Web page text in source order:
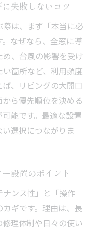
ーは何年使えるの
数と長持ちさせる
ターメンテナンス
ッターの点検ポイ
ャッター管理のコ
のシャッター活用
失敗しないコツ
は、まず「本当に必
なぜなら、全窓に導
、台風の影響を受け
箇所など、利用頻度
、リビングの大開口
ら優先順位を決める
能です。最適な設置
選択につながりま
設置のポイント
ンス性」と「操作
ギです。理由は、長
理体制や日々の使い